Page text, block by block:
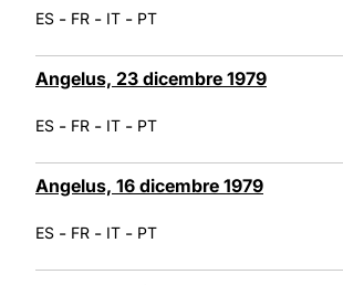
ES - FR - IT - PT
Angelus, 23 dicembre 1979
ES - FR - IT - PT
Angelus, 16 dicembre 1979
ES - FR - IT - PT